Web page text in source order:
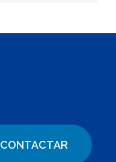
CONTACTAR